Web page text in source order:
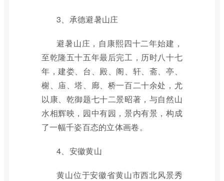
3、承德避暑山庄
避暑山庄，自康熙四十二年始建，
至乾隆五十五年最后完工，历时八十七
年，建娄、台、殿、阁、轩、斋、亭、
榭、庙、塔、廊、桥一百二十余处，尤
以康、乾御题七十二景昭著，与自然山
水相辉映，园中有园，景内有景，构成
了一幅千姿百态的立体画卷。
4、安徽黄山
黄山位于安徽省黄山市西北风景秀